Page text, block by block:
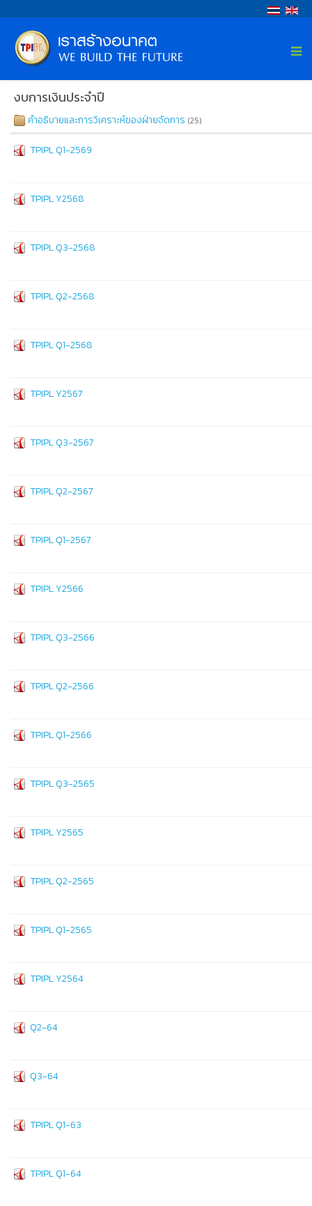
งบการเงินประจำปี
คำอธิบายและการวิเคราะห์ของฝ่ายจัดการ (25)
TPIPL Q1-2569
TPIPL Y2568
TPIPL Q3-2568
TPIPL Q2-2568
TPIPL Q1-2568
TPIPL Y2567
TPIPL Q3-2567
TPIPL Q2-2567
TPIPL Q1-2567
TPIPL Y2566
TPIPL Q3-2566
TPIPL Q2-2566
TPIPL Q1-2566
TPIPL Q3-2565
TPIPL Y2565
TPIPL Q2-2565
TPIPL Q1-2565
TPIPL Y2564
Q2-64
Q3-64
TPIPL Q1-63
TPIPL Q1-64